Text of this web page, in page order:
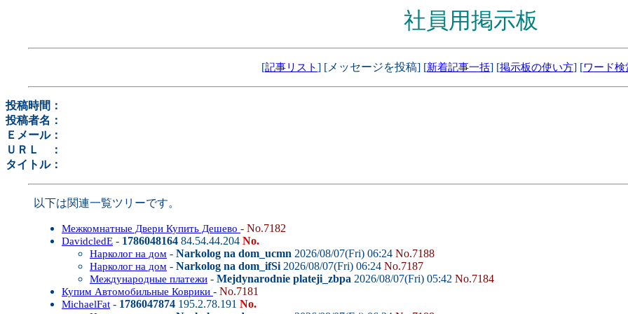
社員用掲示板
[記事リスト] [メッセージを投稿] [新着記事一括] [掲示板の使い方] [ワード検
投稿時間：
投稿者名：
Ｅメール：
ＵＲＬ ：
タイトル：
以下は関連一覧ツリーです。
Межкомнатные Двери Купить Дешево - No.7182
DavidcledE - 1786048164 84.54.44.204 No.
Нарколог на дом - Narkolog na dom_ucmn 2026/08/07(Fri) 06:24 No.7188
Нарколог на дом - Narkolog na dom_ifSi 2026/08/07(Fri) 06:24 No.7187
Международные платежи - Mejdynarodnie plateji_zbpa 2026/08/07(Fri) 05:42 No.7184
Купим Автомобильные Коврики - No.7181
MichaelFat - 1786047874 195.2.78.191 No.